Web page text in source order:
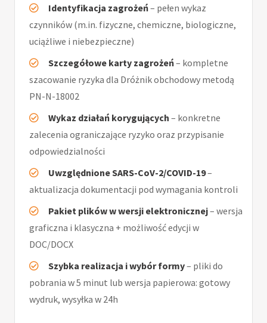
Identyfikacja zagrożeń– pełen wykaz
czynników (m.in. fizyczne, chemiczne, biologiczne,
uciążliwe i niebezpieczne)
Szczegółowe karty zagrożeń– kompletne
szacowanie ryzyka dla Dróżnik obchodowy metodą
PN-N-18002
Wykaz działań korygujących – konkretne
zalecenia ograniczające ryzyko oraz przypisanie
odpowiedzialności
Uwzględnione SARS-CoV-2/COVID-19–
aktualizacja dokumentacji pod wymagania kontroli
Pakiet plików w wersji elektronicznej– wersja
graficzna i klasyczna + możliwość edycji w
DOC/DOCX
Szybka realizacja i wybór formy– pliki do
pobrania w 5 minut lub wersja papierowa: gotowy
wydruk, wysyłka w 24h